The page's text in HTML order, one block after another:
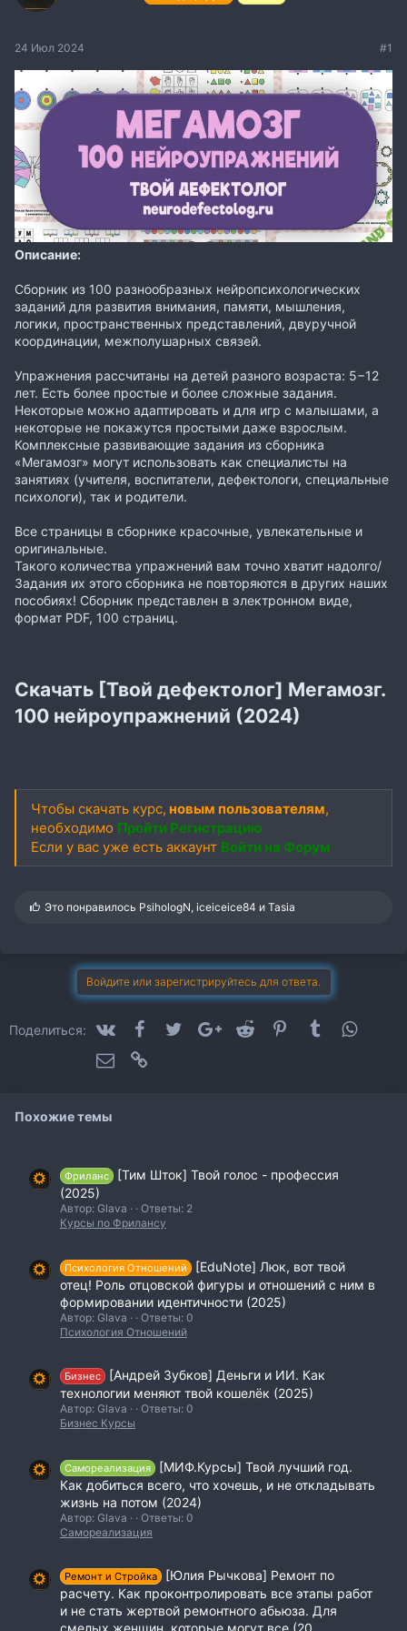
24 Июл 2024 #1
Описание:
Сборник из 100 разнообразных нейропсихологических
заданий для развития внимания, памяти, мышления,
логики, пространственных представлений, двуручной
координации, межполушарных связей.
Упражнения рассчитаны на детей разного возраста: 5−12
лет. Есть более простые и более сложные задания.
Некоторые можно адаптировать и для игр с малышами, а
некоторые не покажутся простыми даже взрослым.
Комплексные развивающие задания из сборника
«Мегамозг» могут использовать как специалисты на
занятиях (учителя, воспитатели, дефектологи, специальные
психологи), так и родители.
Все страницы в сборнике красочные, увлекательные и
оригинальные.
Такого количества упражнений вам точно хватит надолго/
Задания их этого сборника не повторяются в других наших
пособиях! Сборник представлен в электронном виде,
формат PDF, 100 страниц.
Скачать [Твой дефектолог] Мегамозг.
100 нейроупражнений (2024)
Чтобы скачать курс, новым пользователям,
необходимо Пройти Регистрацию
Если у вас уже есть аккаунт Войти на Форум
С
Это понравилось PsihologN,iceiceice84 иTasia
Войдите или зарегистрируйтесь для ответа.
Поделиться: VK FacebookTwitterGoogle+Reddit PinterestTumblr
Электронная почта
Похожие темы
Фриланс
[Тим Шток] Твой голос - профессия
(2025)
Автор: Glava
Ответы: 2
Курсы по Фрилансу
Психология Отношений
[EduNote] Люк, вот твой
отец! Роль отцовской фигуры и отношений с ним в
формировании идентичности (2025)
Автор: Glava
Ответы: 0
Психология Отношений
Бизнес
[Андрей Зубков] Деньги и ИИ. Как
технологии меняют твой кошелёк (2025)
Автор: Glava
Ответы: 0
Бизнес Курсы
Самореализация
[МИФ.Курсы] Твой лучший год.
Как добиться всего, что хочешь, и не откладывать
жизнь на потом (2024)
Автор: Glava
Ответы: 0
Самореализация
Ремонт и Стройка
[Юлия Рычкова] Ремонт по
расчету. Как проконтролировать все этапы работ
и не стать жертвой ремонтного абьюза. Для
смелых женщин, которые могут все (20